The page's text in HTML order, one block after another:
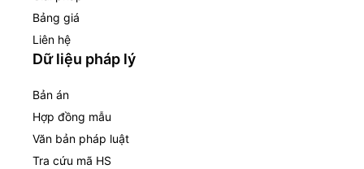
Bảng giá
Liên hệ
Dữ liệu pháp lý
Bản án
Hợp đồng mẫu
Văn bản pháp luật
Tra cứu mã HS